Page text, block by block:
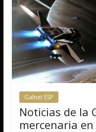
Galnet ESP
Noticias de la
mercenaria